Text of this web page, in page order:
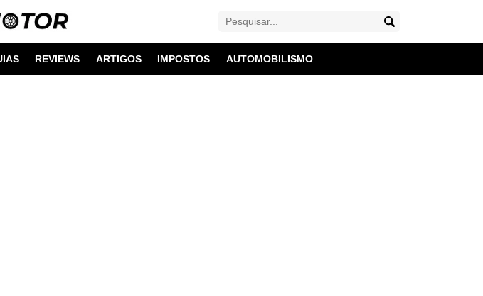
REVIEWS ARTIGOS IMPOSTOS AUTOMOBILISMO